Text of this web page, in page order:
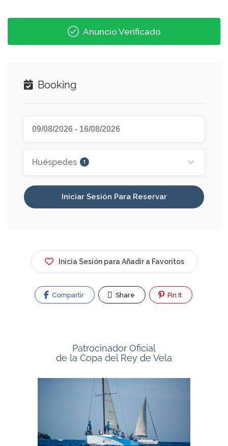
Anuncio Verificado
Booking
Huéspedes 1
Iniciar Sesión Para Reservar
Inicia Sesión para Añadir a Favoritos
Compartir Share Pin It
Patrocinador Oficial
de la Copa del Rey de Vela